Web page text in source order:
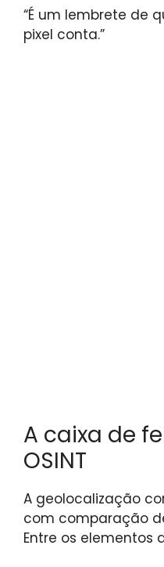
“É um lembrete de
pixel conta.”
A caixa de
OSINT
A geolocalização
com comparação
Entre os elementos